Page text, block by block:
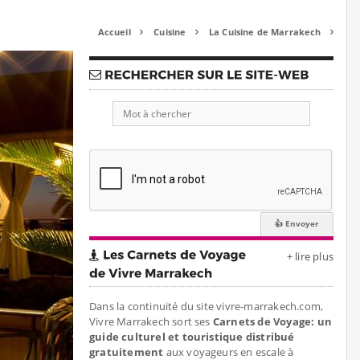
Accueil  Cuisine  La Cuisine de Marrakech 
+ lire plus
Dans la continuité du site vivre-marrakech.com,
Vivre Marrakech sort ses Carnets de Voyage: un
guide culturel et touristique distribué
gratuitement aux voyageurs en escale à